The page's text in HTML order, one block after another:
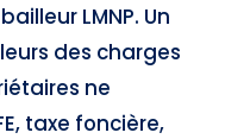
LMNP. Un
des charges
ne
taxe foncière,